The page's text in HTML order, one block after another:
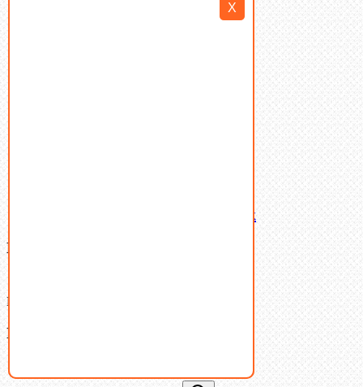
X
Латунный и бронзовый крепеж
Ваша корзина
В корзине нет товаров.
Поиск